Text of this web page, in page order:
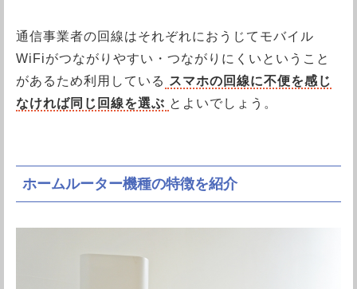
通信事業者の回線はそれぞれにおうじてモバイル
WiFiがつながりやすい・つながりにくいということ
があるため利用している スマホの回線に不便を感じ
なければ同じ回線を選ぶ とよいでしょう。
ホームルーター機種の特徴を紹介